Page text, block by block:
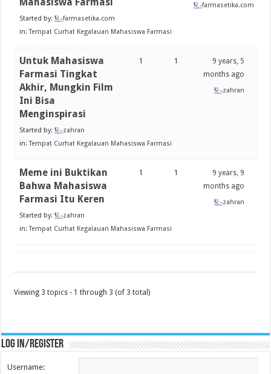
Started by:
farmasetika.com
in:Tempat Curhat Kegalauan Mahasiswa Farmasi
farmasetika.com
Untuk Mahasiswa
Farmasi Tingkat
Akhir, Mungkin Film
Ini Bisa
Menginspirasi
Started by:
zahran
in:Tempat Curhat Kegalauan Mahasiswa Farmasi
1 1
9 years, 5
months ago
zahran
Meme ini Buktikan
Bahwa Mahasiswa
Farmasi Itu Keren
Started by:
zahran
in:Tempat Curhat Kegalauan Mahasiswa Farmasi
1 1
9 years, 9
months ago
zahran
Viewing 3 topics - 1 through 3 (of 3 total)
Log in/register
Username: